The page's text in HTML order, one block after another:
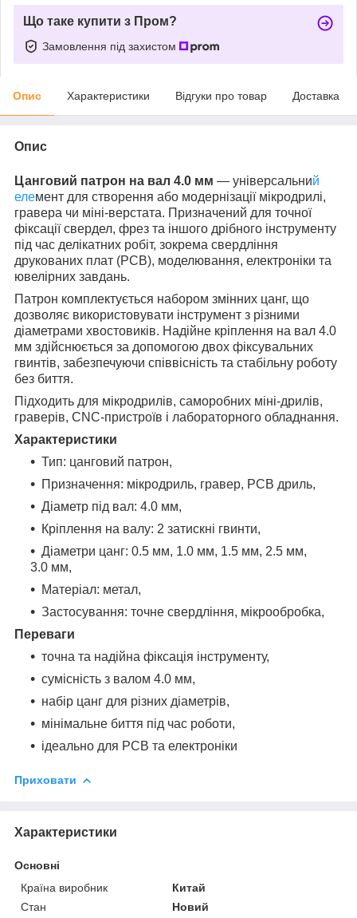
Що таке купити з Пром?
Замовлення під захистом
Опис Характеристики Відгуки про товар Доставка
Опис
Цанговий патрон на вал 4.0 мм — універсальний
елемент для створення або модернізації мікродрилі,
гравера чи міні-верстата. Призначений для точної
фіксації свердел, фрез та іншого дрібного інструменту
під час делікатних робіт, зокрема свердління
друкованих плат (PCB), моделювання, електроніки та
ювелірних завдань.
Патрон комплектується набором змінних цанг, що
дозволяє використовувати інструмент з різними
діаметрами хвостовиків. Надійне кріплення на вал 4.0
мм здійснюється за допомогою двох фіксувальних
гвинтів, забезпечуючи співвісність та стабільну роботу
без биття.
Підходить для мікродрилів, саморобних міні-дрилів,
граверів, CNC-пристроїв і лабораторного обладнання.
Характеристики
Тип: цанговий патрон,
Призначення: мікродриль, гравер, PCB дриль,
Діаметр під вал: 4.0 мм,
Кріплення на валу: 2 затискні гвинти,
Діаметри цанг: 0.5 мм, 1.0 мм, 1.5 мм, 2.5 мм,
3.0 мм,
Матеріал: метал,
Застосування: точне свердління, мікрообробка,
Переваги
точна та надійна фіксація інструменту,
сумісність з валом 4.0 мм,
набір цанг для різних діаметрів,
мінімальне биття під час роботи,
ідеально для PCB та електроніки
Приховати
Характеристики
Основні
Країна виробник
Китай
Стан
Новий